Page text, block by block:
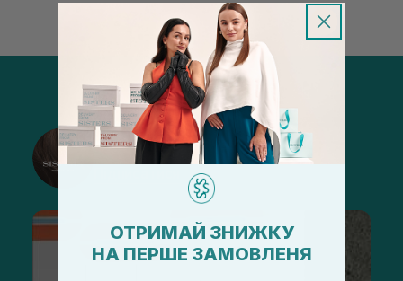
@sisters_stelmakh в Instagram
ОТРИМАЙ ЗНИЖКУ
НА ПЕРШЕ ЗАМОВЛЕНЯ